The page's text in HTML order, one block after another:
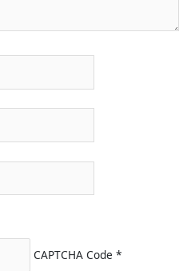
CAPTCHA Code *